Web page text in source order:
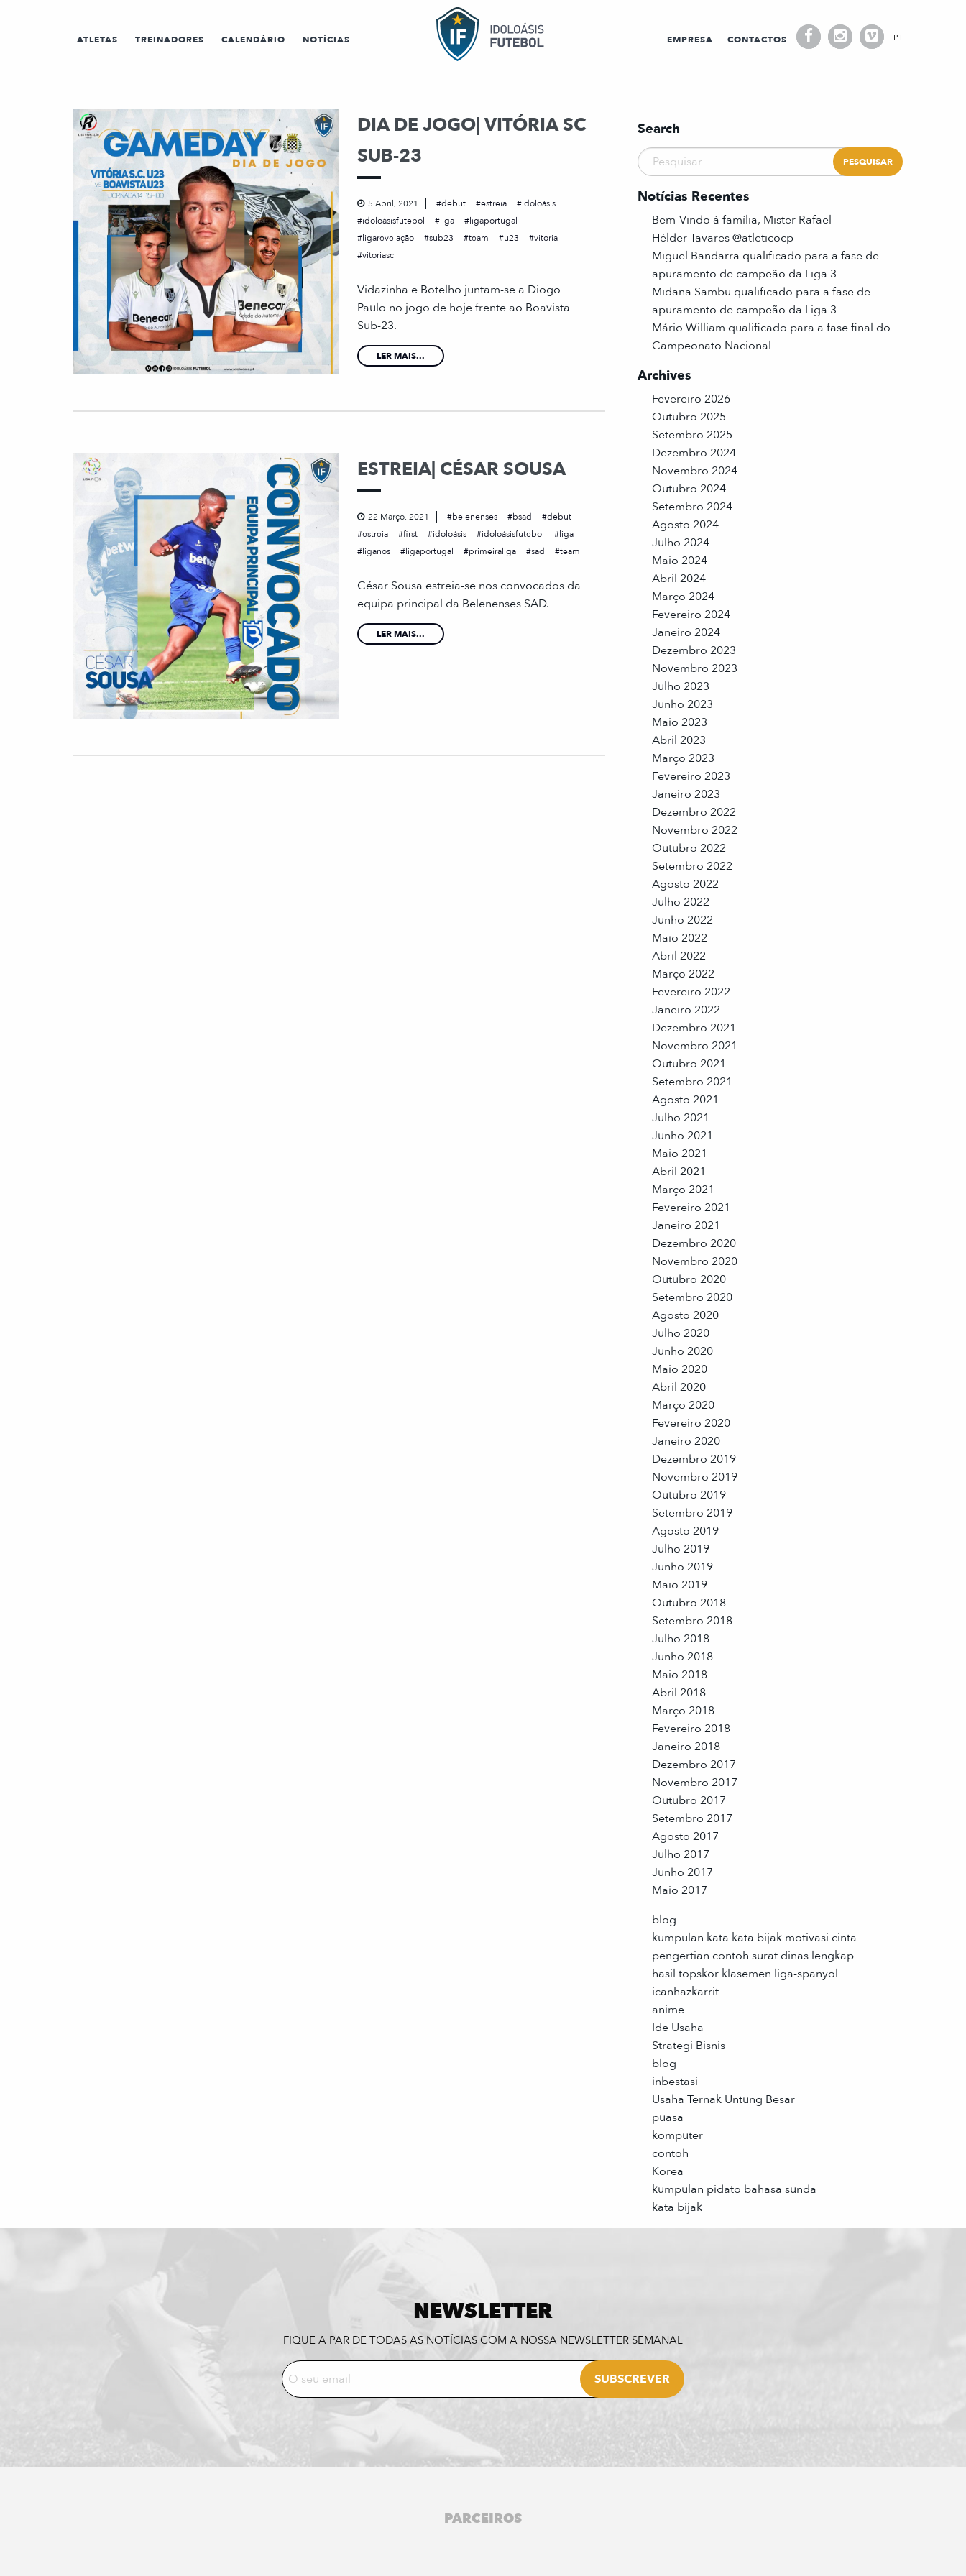
ATLETAS TREINADORES CALENDÁRIO NOTÍCIAS EMPRESA CONTACTOS PT
DIA DE JOGO| VITÓRIA SC
SUB-23
5 Abril, 2021 debut estreia
idoloásis
idoloásisfutebol
liga
ligaportugal
ligarevelação
sub23 team u23
vitoria
vitoriasc
Vidazinha e Botelho juntam-se a Diogo
Paulo no jogo de hoje frente ao Boavista
Sub-23.
LER MAIS...
ESTREIA| CÉSAR SOUSA
22 Março, 2021 belenenses bsad
debut
estreia
first idoloásis idoloásisfutebol
liga
liganos
ligaportugal primeiraliga sad team
César Sousa estreia-se nos convocados da
equipa principal da Belenenses SAD.
LER MAIS...
Search
Notícias Recentes
Bem-Vindo à família, Mister Rafael
Hélder Tavares @atleticocp
Miguel Bandarra qualificado para a fase de
apuramento de campeão da Liga 3
Midana Sambu qualificado para a fase de
apuramento de campeão da Liga 3
Mário William qualificado para a fase final do
Campeonato Nacional
Archives
Fevereiro 2026
Outubro 2025
Setembro 2025
Dezembro 2024
Novembro 2024
Outubro 2024
Setembro 2024
Agosto 2024
Julho 2024
Maio 2024
Abril 2024
Março 2024
Fevereiro 2024
Janeiro 2024
Dezembro 2023
Novembro 2023
Julho 2023
Junho 2023
Maio 2023
Abril 2023
Março 2023
Fevereiro 2023
Janeiro 2023
Dezembro 2022
Novembro 2022
Outubro 2022
Setembro 2022
Agosto 2022
Julho 2022
Junho 2022
Maio 2022
Abril 2022
Março 2022
Fevereiro 2022
Janeiro 2022
Dezembro 2021
Novembro 2021
Outubro 2021
Setembro 2021
Agosto 2021
Julho 2021
Junho 2021
Maio 2021
Abril 2021
Março 2021
Fevereiro 2021
Janeiro 2021
Dezembro 2020
Novembro 2020
Outubro 2020
Setembro 2020
Agosto 2020
Julho 2020
Junho 2020
Maio 2020
Abril 2020
Março 2020
Fevereiro 2020
Janeiro 2020
Dezembro 2019
Novembro 2019
Outubro 2019
Setembro 2019
Agosto 2019
Julho 2019
Junho 2019
Maio 2019
Outubro 2018
Setembro 2018
Julho 2018
Junho 2018
Maio 2018
Abril 2018
Março 2018
Fevereiro 2018
Janeiro 2018
Dezembro 2017
Novembro 2017
Outubro 2017
Setembro 2017
Agosto 2017
Julho 2017
Junho 2017
Maio 2017
blog
kumpulan kata kata bijak motivasi cinta
pengertian contoh surat dinas lengkap
hasil topskor klasemen liga-spanyol
icanhazkarrit
anime
Ide Usaha
Strategi Bisnis
blog
inbestasi
Usaha Ternak Untung Besar
puasa
komputer
contoh
Korea
kumpulan pidato bahasa sunda
kata bijak
NEWSLETTER
FIQUE A PAR DE TODAS AS NOTÍCIAS COM A NOSSA NEWSLETTER SEMANAL
PARCEIROS